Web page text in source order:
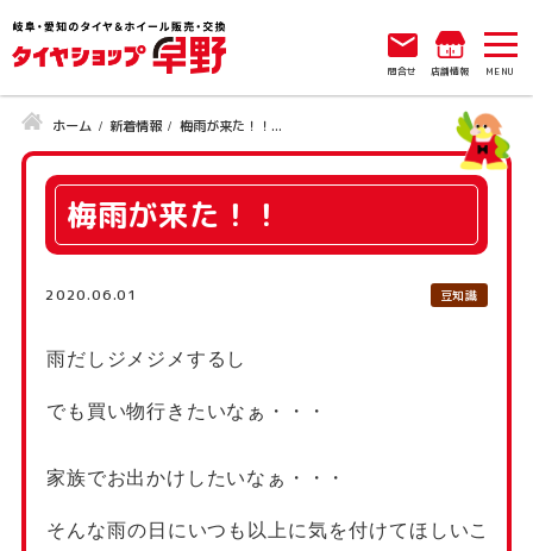
問合せ 店舗情報
ホーム 新着情報 梅雨が来た！！...
梅雨が来た！！
2020.06.01 豆知識
雨だしジメジメするし
でも買い物行きたいなぁ・・・
家族でお出かけしたいなぁ・・・
そんな雨の日にいつも以上に気を付けてほしいこ